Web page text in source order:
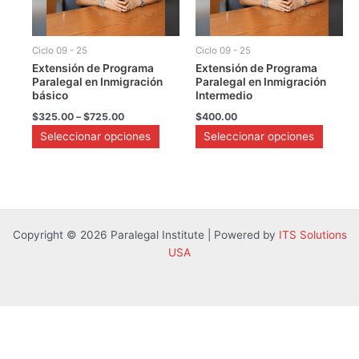
Ciclo 09 - 25
Extensión de Programa
Paralegal en Inmigración
básico
$325.00 – $725.00
Seleccionar opciones
se
pueden
elegir
en
la
de
producto
Ciclo 09 - 25
Extensión de Programa
Paralegal en Inmigración
Intermedio
$400.00
Seleccionar opciones
se
pueden
elegir
en
la
de
producto
Copyright © 2026 Paralegal Institute | Powered by ITS Solutions
USA